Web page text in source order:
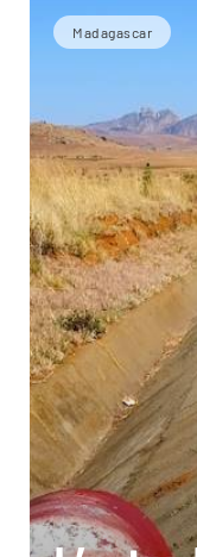
Madagascar